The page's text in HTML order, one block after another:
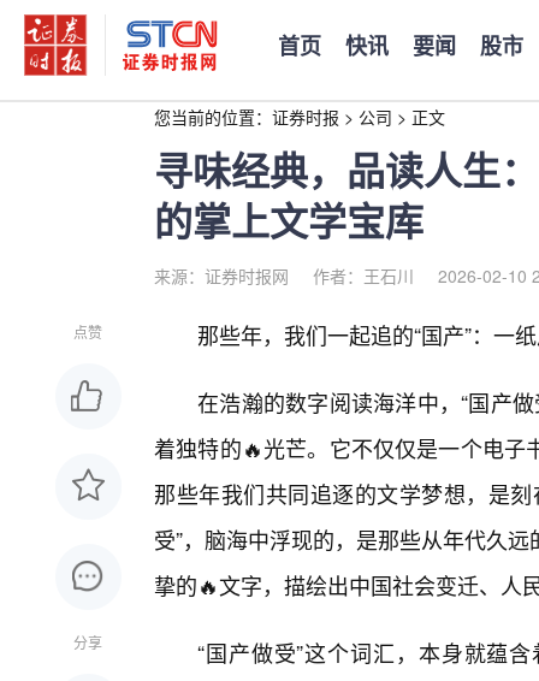
首页 快讯 要闻 股市
您当前的位置： 证券时报 > 公司 > 正文
寻味经典，品读人生
的掌上文学宝库
来源：证券时报网 作者：王石川 2026-02-10
点赞
分享
那些年，我们一起追的“国产”：一
在浩瀚的数字阅读海洋中，“国产
着独特的🔥光芒。它不仅仅是一个电
那些年我们共同追逐的文学梦想，是
受”，脑海中浮现的，是那些从年代久
挚的🔥文字，描绘出中国社会变迁、人
“国产做受”这个词汇，本身就蕴